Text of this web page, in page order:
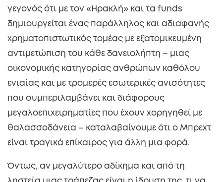
γεγονός ότι με τον «Ηρακλή» και τα funds
δημιουργείται ένας παράλληλος και αδιαφανής
χρηματοπιστωτικός τομέας με εξατομικευμένη
αντιμετώπιση του κάθε δανειολήπτη – μιας
οικονομικής κατηγορίας ανθρώπων καθόλου
ενιαίας και με τρομερές εσωτερικές ανισότητες
που συμπεριλαμβάνει και διάφορους
μεγαλοεπιχειρηματίες που έχουν χορηγηθεί με
θαλασσοδάνεια – καταλαβαίνουμε ότι ο Μπρεχτ
είναι τραγικά επίκαιρος για άλλη μια φορά.
Όντως, αν μεγαλύτερο αδίκημα και από τη